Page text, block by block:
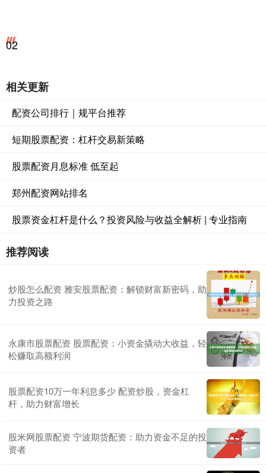
02
相关更新
配资公司排行｜规平台推荐
短期股票配资：杠杆交易新策略
股票配资月息标准 低至起
郑州配资网站排名
股票资金杠杆是什么？投资风险与收益全解析 | 专业指南
推荐阅读
炒股怎么配资 雅安股票配资：解锁财富新密码，助
力投资之路
永康市股票配资 股票配资：小资金撬动大收益，轻
松赚取高额利润
股票配资10万一年利息多少 配资炒股，资金杠
杆，助力财富增长
股米网股票配资 宁波期货配资：助力资金不足的投
资者